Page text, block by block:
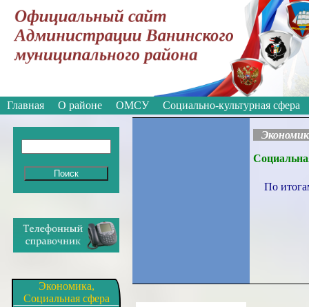
Версия для слабовидящих:
Главная О районе ОМСУ Социально-культурная сфера
Экономика,
Социальная сфера
По